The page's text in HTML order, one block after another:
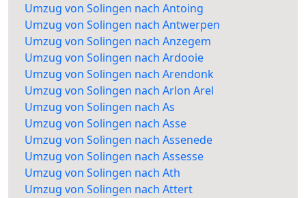
Umzug von Solingen nach Antoing
Umzug von Solingen nach Antwerpen
Umzug von Solingen nach Anzegem
Umzug von Solingen nach Ardooie
Umzug von Solingen nach Arendonk
Umzug von Solingen nach Arlon Arel
Umzug von Solingen nach As
Umzug von Solingen nach Asse
Umzug von Solingen nach Assenede
Umzug von Solingen nach Assesse
Umzug von Solingen nach Ath
Umzug von Solingen nach Attert